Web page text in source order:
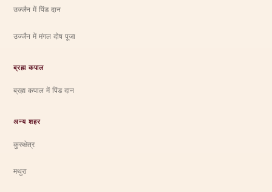
उज्जैन में पिंड दान
उज्जैन में मंगल दोष पूजा
ब्रह्म कपाल
ब्रह्म कपाल में पिंड दान
अन्य शहर
कुरुक्षेत्र
मथुरा